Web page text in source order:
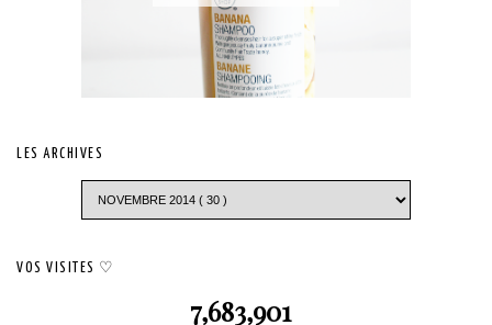
LES ARCHIVES
VOS VISITES ♡
7,683,901